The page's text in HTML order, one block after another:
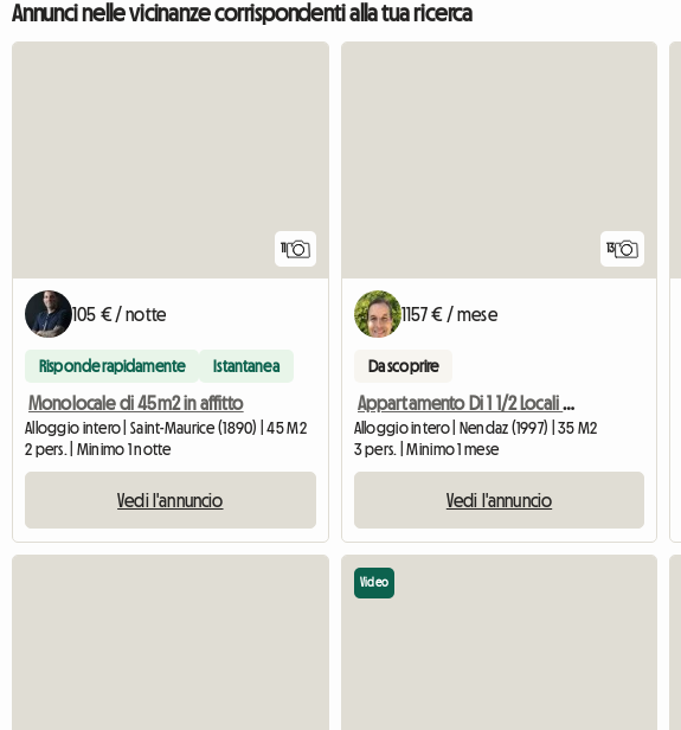
Annunci nelle vicinanze corrispondenti alla tua ricerca
105 € / notte
Risponde rapidamente Istantanea
Monolocale di 45m2 in affitto
Alloggio intero | Saint-Maurice (1890) | 45 M2
2 pers. | Minimo 1 notte
Vedi l'annuncio
13
1157 € / mese
Da scoprire
Appartamento Di 1 1/2 Locali A Haute-nendaz
Alloggio intero | Nendaz (1997) | 35 M2
3 pers. | Minimo 1 mese
Vedi l'annuncio
Video